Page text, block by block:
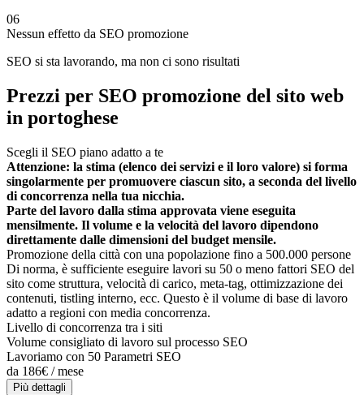
06
Nessun effetto da SEO promozione
SEO si sta lavorando, ma non ci sono risultati
Prezzi per SEO promozione del sito web
in portoghese
Scegli il SEO piano adatto a te
Attenzione: la stima (elenco dei servizi e il loro valore) si forma
singolarmente per promuovere ciascun sito, a seconda del livello
di concorrenza nella tua nicchia.
Parte del lavoro dalla stima approvata viene eseguita
mensilmente. Il volume e la velocità del lavoro dipendono
direttamente dalle dimensioni del budget mensile.
Promozione della città con una popolazione fino a 500.000 persone
Di norma, è sufficiente eseguire lavori su 50 o meno fattori SEO del
sito come struttura, velocità di carico, meta-tag, ottimizzazione dei
contenuti, tistling interno, ecc. Questo è il volume di base di lavoro
adatto a regioni con media concorrenza.
Livello di concorrenza tra i siti
Volume consigliato di lavoro sul processo SEO
Lavoriamo con 50 Parametri SEO
da 186€ / mese
Più dettagli